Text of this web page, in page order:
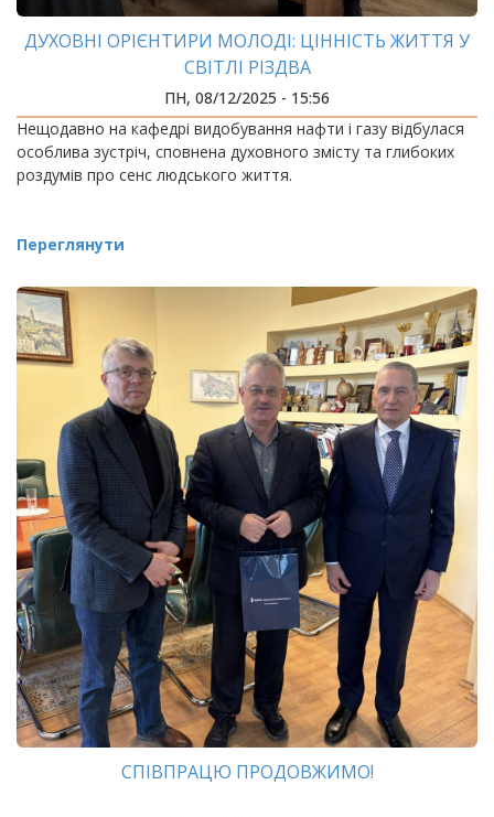
ДУХОВНІ ОРІЄНТИРИ МОЛОДІ: ЦІННІСТЬ ЖИТТЯ У
СВІТЛІ РІЗДВА
ПН, 08/12/2025 - 15:56
Нещодавно на кафедрі видобування нафти і газу відбулася
особлива зустріч, сповнена духовного змісту та глибоких
роздумів про сенс людського життя.
Переглянути
СПІВПРАЦЮ ПРОДОВЖИМО!